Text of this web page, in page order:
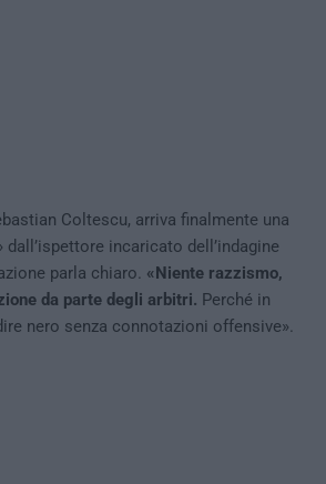
Coltescu, arriva finalmente una
dall’ispettore incaricato dell’indagine
parla chiaro. «Niente razzismo,
da parte degli arbitri. Perché in
nero senza connotazioni offensive».